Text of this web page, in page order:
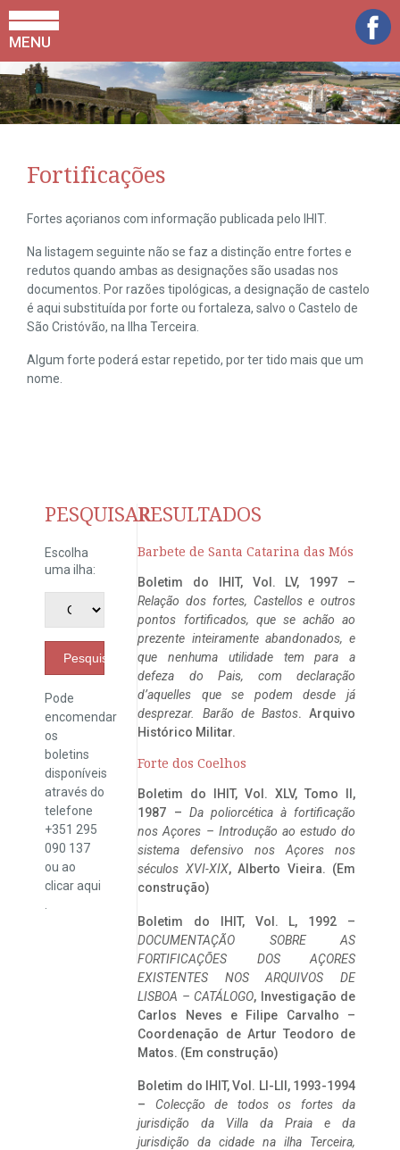
MENU
Fortificações
Fortes açorianos com informação publicada pelo IHIT.
Na listagem seguinte não se faz a distinção entre fortes e
redutos quando ambas as designações são usadas nos
documentos. Por razões tipológicas, a designação de castelo
é aqui substituída por forte ou fortaleza, salvo o Castelo de
São Cristóvão, na Ilha Terceira.
Algum forte poderá estar repetido, por ter tido mais que um
nome.
PESQUISAR
Escolha
uma ilha:
Pesquisar
Pode
encomendar
os
boletins
disponíveis
através do
telefone
+351 295
090 137
ou ao
clicaraqui
RESULTADOS
Barbete de Santa Catarina das Mós
Boletim do IHIT, Vol. LV, 1997 –
Relação dos fortes, Castellos e outros
pontos fortificados, que se achão ao
prezente inteiramente abandonados, e
que nenhuma utilidade tem para a
defeza do Pais, com declaração
d’aquelles que se podem desde já
desprezar. Barão de Bastos. Arquivo
Histórico Militar.
Forte dos Coelhos
Boletim do IHIT, Vol. XLV, Tomo II,
1987 – Da poliorcética à fortificação
nos Açores – Introdução ao estudo do
sistema defensivo nos Açores nos
séculos XVI-XIX, Alberto Vieira. (Em
construção)
Boletim do IHIT, Vol. L, 1992 –
DOCUMENTAÇÃO SOBRE AS
FORTIFICAÇÕES DOS AÇORES
EXISTENTES NOS ARQUIVOS DE
LISBOA – CATÁLOGO, Investigação de
Carlos Neves e Filipe Carvalho –
Coordenação de Artur Teodoro de
Matos. (Em construção)
Boletim do IHIT, Vol. LI-LII, 1993-1994
– Colecção de todos os fortes da
jurisdição da Villa da Praia e da
jurisdição da cidade na ilha Terceira,